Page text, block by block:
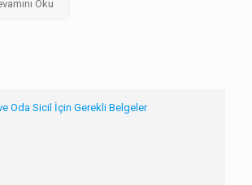
Oku
Oda Sicil İçin Gerekli Belgeler